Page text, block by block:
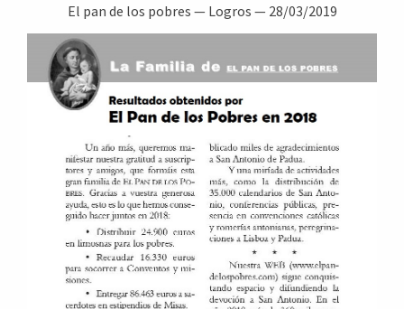
El pan de los pobres — Logros — 28/03/2019